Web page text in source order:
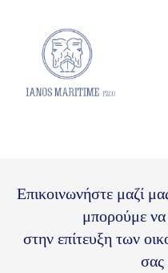
Επικοινωνήστε μαζί
μπορούμε
στην επίτευξη των